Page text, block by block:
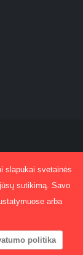
Jakimavičius
Kontaktai
slapukai svetainės
sutikimą. Savo
arba
politika